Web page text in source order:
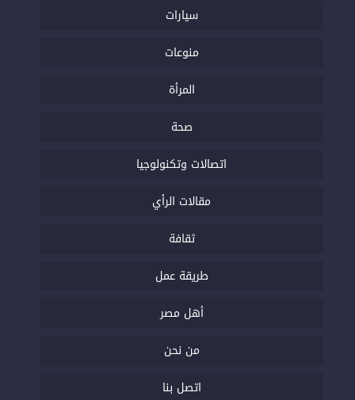
سيارات
منوعات
المرأة
صحة
اتصالات وتكنولوجيا
مقالات الرأي
ثقافة
طريقة عمل
أهل مصر
من نحن
اتصل بنا